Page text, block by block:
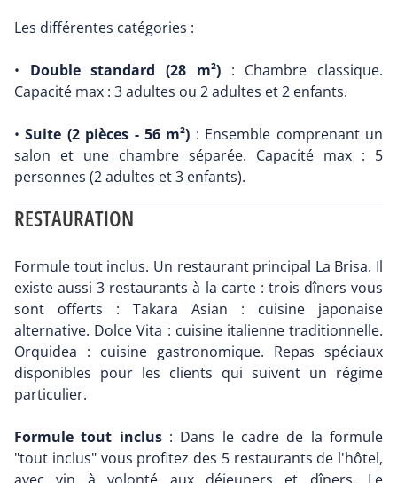
Les différentes catégories :
• Double standard (28 m²): Chambre classique.
Capacité max : 3 adultes ou 2 adultes et 2 enfants.
•Suite (2 pièces - 56 m²) : Ensemble comprenant un
salon et une chambre séparée. Capacité max : 5
personnes (2 adultes et 3 enfants).
RESTAURATION
Formule tout inclus. Un restaurant principal La Brisa. Il
existe aussi 3 restaurants à la carte : trois dîners vous
sont offerts : Takara Asian : cuisine japonaise
alternative. Dolce Vita : cuisine italienne traditionnelle.
Orquidea : cuisine gastronomique. Repas spéciaux
disponibles pour les clients qui suivent un régime
particulier.
Formule tout inclus: Dans le cadre de la formule
"tout inclus" vous profitez des 5 restaurants de l'hôtel,